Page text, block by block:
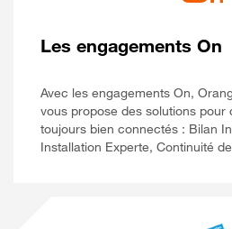
Les engagements On
Avec les engagements On,
vous propose des solutions pour
toujours bien connectés : Bilan
Installation Experte, Continuité